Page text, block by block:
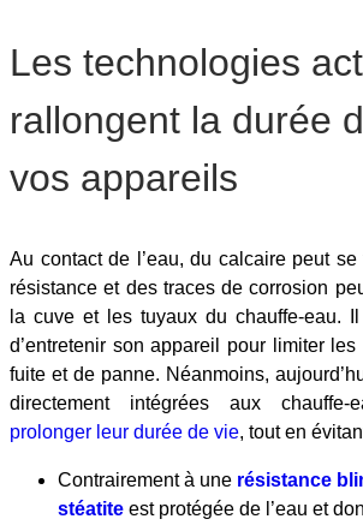
Les technologies
rallongent la durée
vos appareils
Au contact de l’eau, du calcaire peut
résistance et des traces de corrosion
la cuve et les tuyaux du chauffe-eau.
d’entretenir son appareil pour limiter les
fuite et de panne. Néanmoins,
directement intégrées aux chauffe-
prolonger leur durée de vie, tout en
Contrairement à une résistance
stéatite est protégée de l’eau et